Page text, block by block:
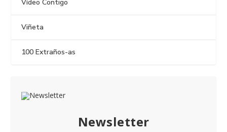
Vídeo Contigo
Viñeta
100 Extraños-as
Newsletter